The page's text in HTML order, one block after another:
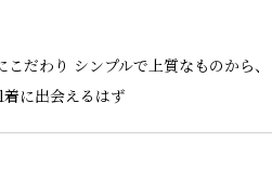
だわり シンプルで上質なものから、
に出会えるはず